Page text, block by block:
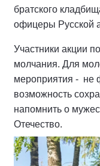
братского
офицеры Русской
Участники акции
молчания. Для
мероприятия - не
возможность
напомнить о
Отечество.